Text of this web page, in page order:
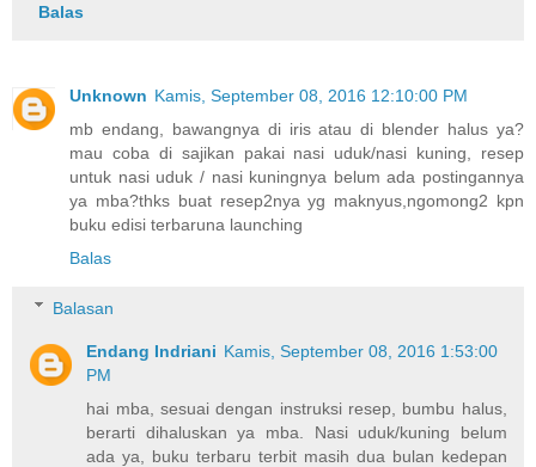
Balas
Unknown Kamis, September 08, 2016 12:10:00 PM
mb endang, bawangnya di iris atau di blender halus ya?
mau coba di sajikan pakai nasi uduk/nasi kuning, resep
untuk nasi uduk / nasi kuningnya belum ada postingannya
ya mba?thks buat resep2nya yg maknyus,ngomong2 kpn
buku edisi terbaruna launching
Balas
Balasan
Endang Indriani Kamis, September 08, 2016 1:53:00
PM
hai mba, sesuai dengan instruksi resep, bumbu halus,
berarti dihaluskan ya mba. Nasi uduk/kuning belum
ada ya, buku terbaru terbit masih dua bulan kedepan